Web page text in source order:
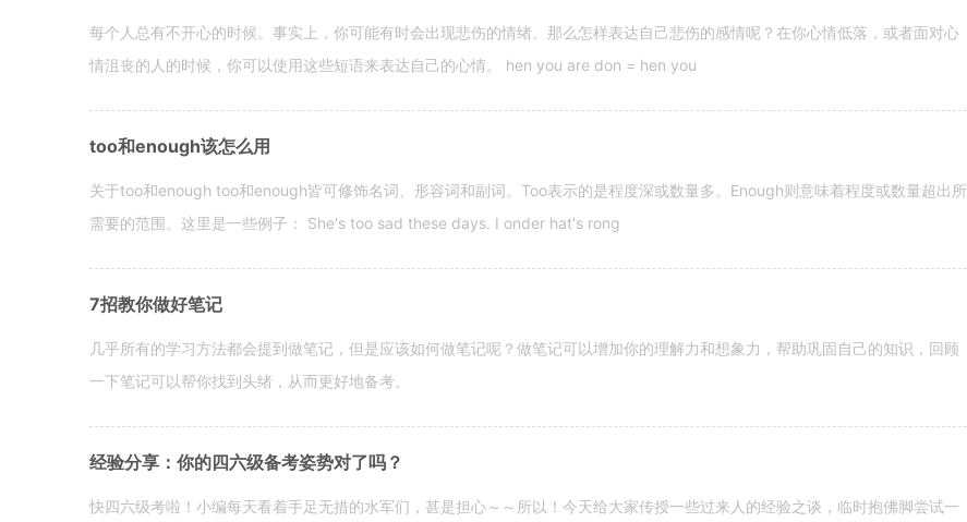
每个人总有不开心的时候。事实上，你可能有时会出现悲伤的情绪。那么怎样表达自己悲伤的感情呢？在你心情低落，或者面对心
情沮丧的人的时候，你可以使用这些短语来表达自己的心情。 hen you are don = hen you
too和enough该怎么用
关于too和enough too和enough皆可修饰名词、形容词和副词。Too表示的是程度深或数量多。Enough则意味着程度或数量超出所
需要的范围。这里是一些例子： She's too sad these days. I onder hat's rong
7招教你做好笔记
几乎所有的学习方法都会提到做笔记，但是应该如何做笔记呢？做笔记可以增加你的理解力和想象力，帮助巩固自己的知识，回顾
一下笔记可以帮你找到头绪，从而更好地备考。
经验分享：你的四六级备考姿势对了吗？
快四六级考啦！小编每天看着手足无措的水军们，甚是担心～～所以！今天给大家传授一些过来人的经验之谈，临时抱佛脚尝试一